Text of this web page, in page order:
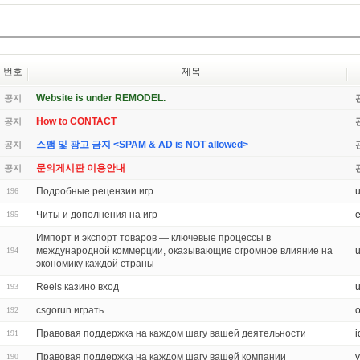
번호 제목
공지 Website is under REMODEL.
공지 How to CONTACT
공지 스팸 및 광고 금지 <SPAM & AD is NOT allowed>
공지 문의게시판 이용안내
196 Подробные рецензии игр
195 Читы и дополнения на игр
194
Импорт и экспорт товаров — ключевые процессы в
международной коммерции, оказывающие огромное влияние на
экономику каждой страны
193 Reels казино вход
192 csgorun играть
191 Правовая поддержка на каждом шагу вашей деятельности
190 Правовая поддержка на каждом шагу вашей компании